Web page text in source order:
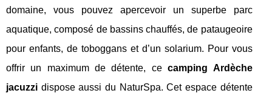
domaine, vous pouvez apercevoir un superbe parc
aquatique, composé de bassins chauffés, de pataugeoire
pour enfants, de toboggans et d’un solarium. Pour vous
offrir un maximum de détente, cecamping Ardèche
jacuzzi dispose aussi du NaturSpa. Cet espace détente